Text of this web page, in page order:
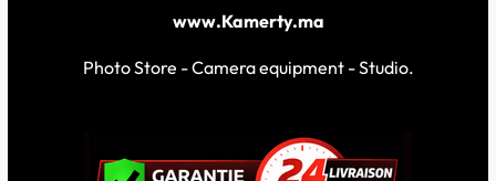
www.Kamerty.ma
Photo Store - Camera equipment - Studio.